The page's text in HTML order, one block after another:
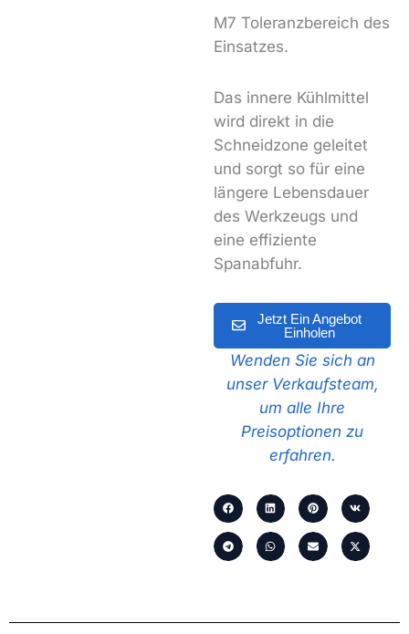
M7 Toleranzbereich des
Einsatzes.
Das innere Kühlmittel
wird direkt in die
Schneidzone geleitet
und sorgt so für eine
längere Lebensdauer
des Werkzeugs und
eine effiziente
Spanabfuhr.
Jetzt Ein Angebot
Einholen
Wenden Sie sich an
unser Verkaufsteam,
um alle Ihre
Preisoptionen zu
erfahren.